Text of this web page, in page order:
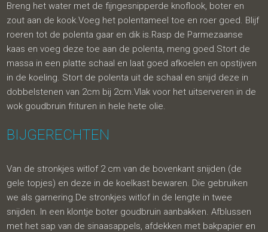
Breng het water met de fijngesnipperde knoflook, boter en
zout aan de kook.Voeg het polentameel toe en roer goed. Blijf
roeren tot de polenta gaar en dik is.Rasp de Parmezaanse
kaas en voeg deze toe aan de polenta, meng goed.Stort de
massa in een platte schaal en laat goed afkoelen en opstijven
in de koeling. Stort de polenta uit de schaal en snijd deze in
dobbelstenen van 2cm bij 2cm.Vlak voor het uitserveren in de
wok goudbruin frituren in hele hete olie.
BIJGERECHTEN
Van de stronkjes witlof 2 cm van de bovenkant snijden (de
gele topjes) en deze in de koelkast bewaren. Die gebruiken
we als garnering.De stronkjes witlof in de lengte in twee
snijden. In een klontje boter goudbruin aanbakken. Afblussen
met het sap van de sinaasappels, afdekken met bakpapier en